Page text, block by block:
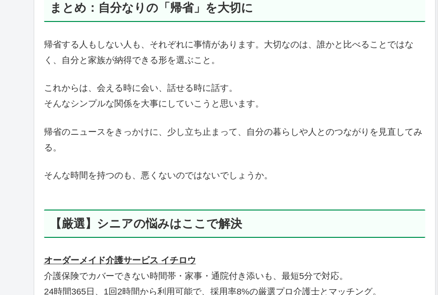
まとめ：自分なりの「帰省」を大切に
帰省する人もしない人も、それぞれに事情があります。大切なのは、誰かと比べることではな
く、自分と家族が納得できる形を選ぶこと。
これからは、会える時に会い、話せる時に話す。
そんなシンプルな関係を大事にしていこうと思います。
帰省のニュースをきっかけに、少し立ち止まって、自分の暮らしや人とのつながりを見直してみ
る。
そんな時間を持つのも、悪くないのではないでしょうか。
【厳選】シニアの悩みはここで解決
オーダーメイド介護サービス イチロウ
介護保険でカバーできない時間帯・家事・通院付き添いも、最短5分で対応。
24時間365日、1回2時間から利用可能で、採用率8%の厳選プロ介護士とマッチング。